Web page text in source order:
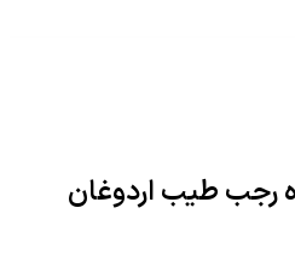
رجب طیب اردوغان